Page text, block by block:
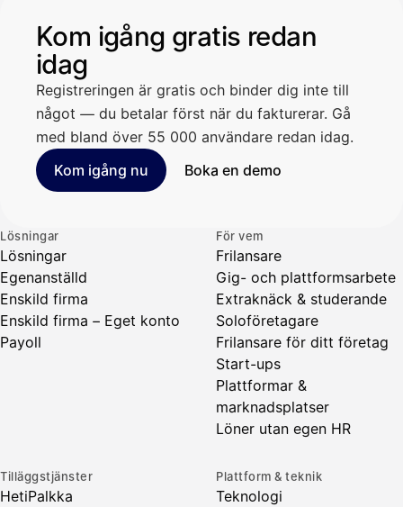
Kom igång gratis redan
idag
Registreringen är gratis och binder dig inte till
något — du betalar först när du fakturerar. Gå
med bland över 55 000 användare redan idag.
Kom igång nu
Boka en demo
Lösningar
Lösningar
Egenanställd
Enskild firma
Enskild firma – Eget konto
Payoll
För vem
Frilansare
Gig- och plattformsarbete
Extraknäck & studerande
Soloföretagare
Frilansare för ditt företag
Start-ups
Plattformar &
marknadsplatser
Löner utan egen HR
Tilläggstjänster
HetiPalkka
Plattform & teknik
Teknologi